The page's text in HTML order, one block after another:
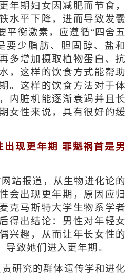
年期妇女因减肥而节食，
水平下降，进而导致发囊
平衡激素，应遵循“四舍五
要少脂肪、胆固醇、盐和
多增加摄取植物蛋白、抗
，这样的饮食方式能帮助
。这样的饮食方法对于体
内脏机能逐渐衰竭并且长
女性来说，具有很好的缓
出现更年期 罪魁祸首是男
站报道，从生物进化论的
会出现更年期，原因应归
克马斯特大学生物系学者
得出结论：男性对年轻女
兴趣，从而让年长女性的
导致她们进入更年期。
责研究的群体遗传学和进化